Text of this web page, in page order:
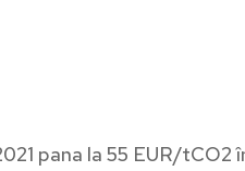
pana la 55 EUR/tCO2